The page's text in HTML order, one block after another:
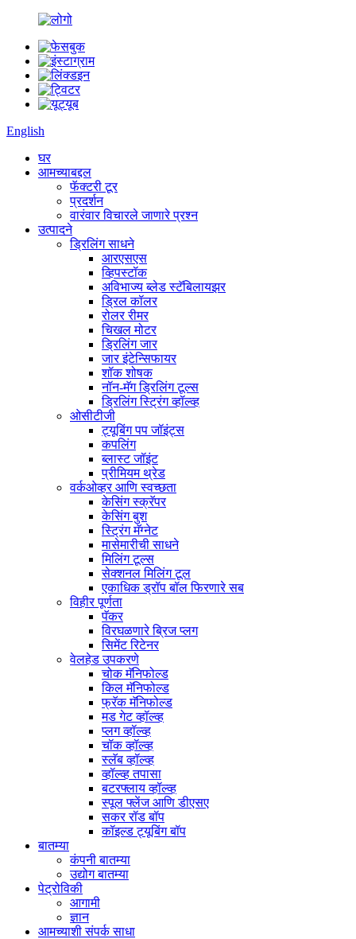
English
घर
आमच्याबद्दल
फॅक्टरी टूर
प्रदर्शन
वारंवार विचारले जाणारे प्रश्न
उत्पादने
ड्रिलिंग साधने
आरएसएस
व्हिपस्टॉक
अविभाज्य ब्लेड स्टॅबिलायझर
ड्रिल कॉलर
रोलर रीमर
चिखल मोटर
ड्रिलिंग जार
जार इंटेन्सिफायर
शॉक शोषक
नॉन-मॅग ड्रिलिंग टूल्स
ड्रिलिंग स्ट्रिंग व्हॉल्व्ह
ओसीटीजी
ट्यूबिंग पप जॉइंट्स
कपलिंग
ब्लास्ट जॉइंट
प्रीमियम थ्रेड
वर्कओव्हर आणि स्वच्छता
केसिंग स्क्रॅपर
केसिंग बुश
स्ट्रिंग मॅग्नेट
मासेमारीची साधने
मिलिंग टूल्स
सेक्शनल मिलिंग टूल
एकाधिक ड्रॉप बॉल फिरणारे सब
विहीर पूर्णता
पॅकर
विरघळणारे ब्रिज प्लग
सिमेंट रिटेनर
वेलहेड उपकरणे
चोक मॅनिफोल्ड
किल मॅनिफोल्ड
फ्रॅक मॅनिफोल्ड
मड गेट व्हॉल्व्ह
प्लग व्हॉल्व्ह
चॉक व्हॉल्व्ह
स्लॅब व्हॉल्व्ह
व्हॉल्व्ह तपासा
बटरफ्लाय व्हॉल्व्ह
स्पूल फ्लेंज आणि डीएसए
सकर रॉड बॉप
कॉइल्ड ट्यूबिंग बॉप
बातम्या
कंपनी बातम्या
उद्योग बातम्या
पेट्रोविकी
आगामी
ज्ञान
आमच्याशी संपर्क साधा